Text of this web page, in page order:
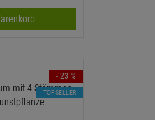
- 23 %
TOPSELLER